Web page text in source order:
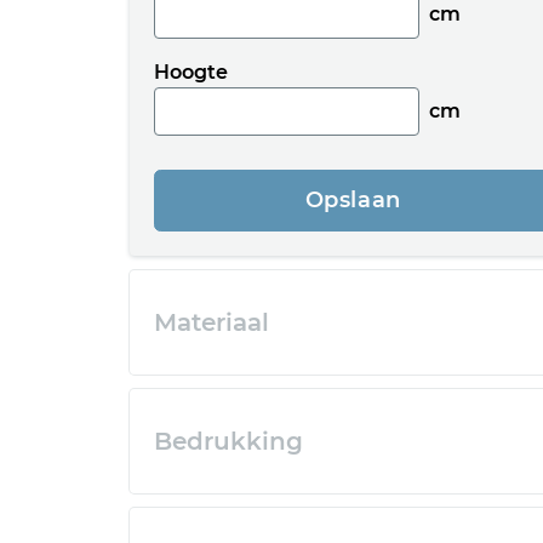
cm
Hoogte
cm
Opslaan
Materiaal
Bedrukking